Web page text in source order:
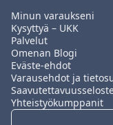
Minun varaukseni
Kysyttyä – UKK
Palvelut
Omenan Blogi
Eväste-ehdot
Varausehdot ja
Yhteistyökumppanit